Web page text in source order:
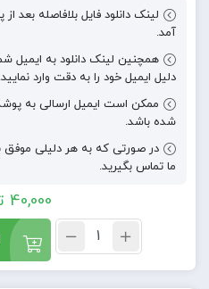
لینک دانلود فایل بلافاصله بعد
آمد.
همچنین لینک دانلود به ایمیل
دلیل ایمیل خود را به دقت وارد نمایید.
شده باشد.
در صورتی که به هر دلیلی موفق
ما تماس بگیرید.
40,000